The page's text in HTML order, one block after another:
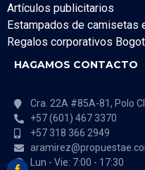
Artículos publicitarios
Estampados de camisetas
Regalos corporativos
HAGAMOS CONTACTO
Cra. 22A #85A-81, Polo
+57 (601) 467 3370
+57 318 366 2949
Lun - Vie: 7:00 - 17:30